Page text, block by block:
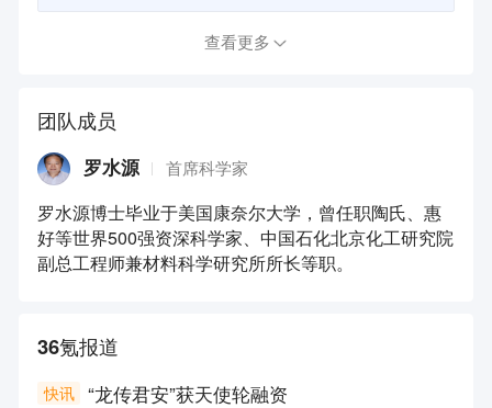
查看更多
团队成员
罗水源 首席科学家
罗水源博士毕业于美国康奈尔大学，曾任职陶氏、惠
好等世界500强资深科学家、中国石化北京化工研究院
副总工程师兼材料科学研究所所长等职。
36氪报道
“龙传君安”获天使轮融资
快讯